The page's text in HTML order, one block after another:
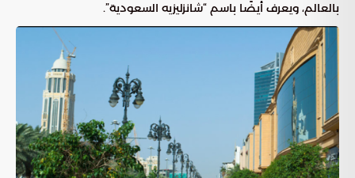
بالعالم، ويعرف أيضًا باسم “شانزليزيه السعودية”.